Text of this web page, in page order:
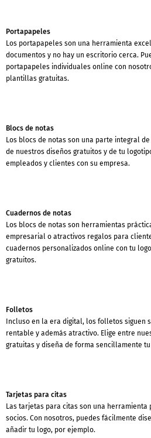
Portapapeles
Los portapapeles son una herramienta
documentos y no hay un escritorio cerca.
portapapeles individuales online con
plantillas gratuitas.
Blocs de notas
Los blocs de notas son una parte integral
de nuestros diseños gratuitos y de tu
empleados y clientes con su empresa.
Cuadernos de notas
Los blocs de notas son herramientas
empresarial o atractivos regalos para
cuadernos personalizados online con tu
gratuitos.
Folletos
Incluso en la era digital, los folletos siguen
rentable y además atractivo. Elige entre
gratuitas y diseña de forma sencillamente
Tarjetas para citas
Las tarjetas para citas son una
socios. Con nosotros, puedes fácilmente
añadir tu logo, por ejemplo.